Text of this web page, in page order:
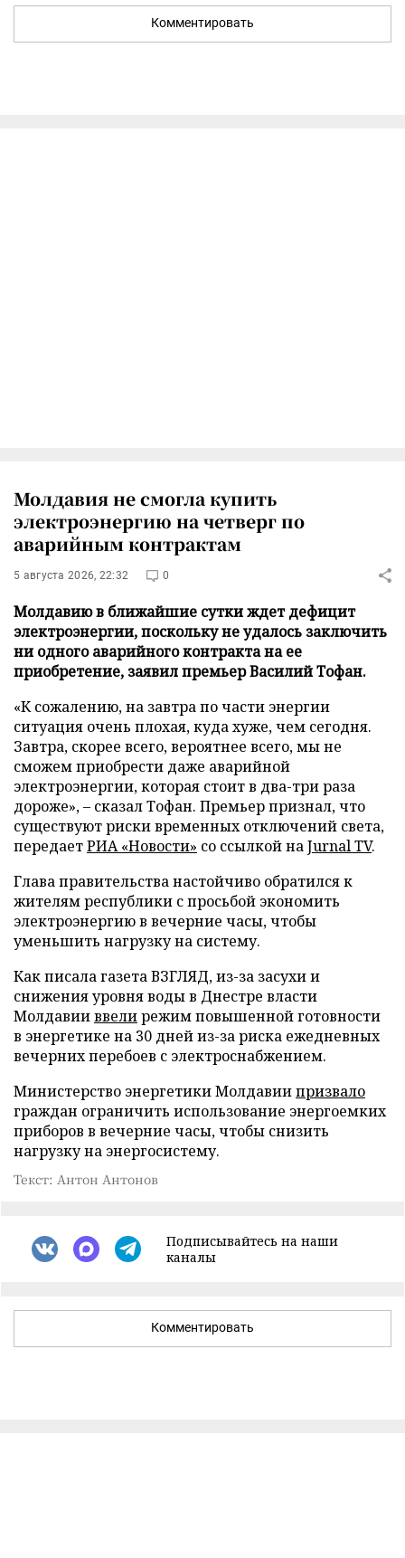
Комментировать
Молдавия не смогла купить
электроэнергию на четверг по
аварийным контрактам
5 августа 2026, 22:32 0
Молдавию в ближайшие сутки ждет дефицит
электроэнергии, поскольку не удалось заключить
ни одного аварийного контракта на ее
приобретение, заявил премьер Василий Тофан.
«К сожалению, на завтра по части энергии
ситуация очень плохая, куда хуже, чем сегодня.
Завтра, скорее всего, вероятнее всего, мы не
сможем приобрести даже аварийной
электроэнергии, которая стоит в два-три раза
дороже», – сказал Тофан. Премьер признал, что
существуют риски временных отключений света,
передаетРИА «Новости» со ссылкой наJurnal TV.
Глава правительства настойчиво обратился к
жителям республики с просьбой экономить
электроэнергию в вечерние часы, чтобы
уменьшить нагрузку на систему.
Как писала газета ВЗГЛЯД, из-за засухи и
снижения уровня воды в Днестре власти
Молдавииввелирежим повышенной готовности
в энергетике на 30 дней из-за риска ежедневных
вечерних перебоев с электроснабжением.
Министерство энергетики Молдавиипризвало
граждан ограничить использование энергоемких
приборов в вечерние часы, чтобы снизить
нагрузку на энергосистему.
Текст: Антон Антонов
Подписывайтесь на наши
каналы
Комментировать